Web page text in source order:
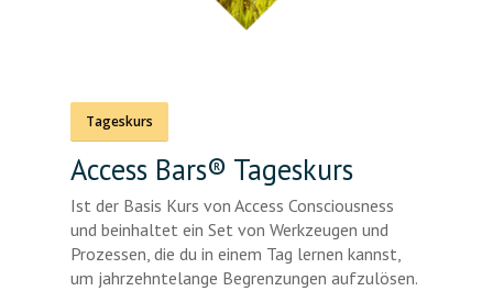
Tageskurs
Access Bars® Tageskurs
Ist der Basis Kurs von Access Consciousness
und beinhaltet ein Set von Werkzeugen und
Prozessen, die du in einem Tag lernen kannst,
um jahrzehntelange Begrenzungen aufzulösen.